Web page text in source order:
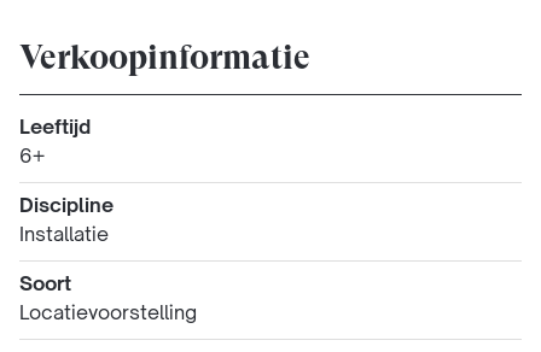
Verkoopinformatie
Leeftijd
6+
Discipline
Installatie
Soort
Locatievoorstelling